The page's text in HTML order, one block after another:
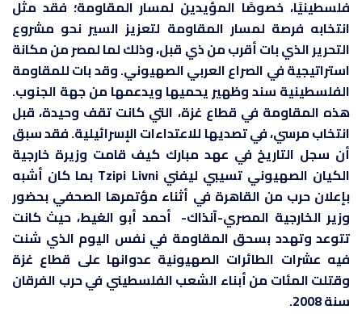
فلسطينيًا، خصوصًا المؤيدين لمسار المقاومة؛ فقد مثل
انتخابه فرصة لمسار المقاومة لتعزيز السير نحو مشروع
التحرير الذي بات أقرب من ذي قبل، وذلك لما لمصر من مكانة
استراتيجية في الصراع العربي الصهيوني. وقد بات للمقاومة
الفلسطينية سند وظهير يحميها ويدعمها من جهة الجنوب.
هذه المقاومة في قطاع غزة، التي كانت تقف وحيدة، قبل
انتخاب مرسي، في تصديها للاعتداءات الإسرائيلية. فقد سبق
أن سجل التاريخ في عهد مبارك كيف قامت وزيرة خارجية
الكيان الصهيوني تسيبي ليفني Tzipi Livni بما كان أشبه
بإعلان حرب من القاهرة في أثناء مؤتمرها الصحفي بحضور
وزير الخارجية المصري-آنذاك- أحمد أبو الغيط، حيث كانت
تتوعد وتهدد بسحق المقاومة في نفس اليوم الذي شنت
فيه عشرات الطائرات الصهيونية عدوانها على قطاع غزة
وقتلت المئات من أبناء الشعب الفلسطيني في حرب الفرقان
سنة 2008.